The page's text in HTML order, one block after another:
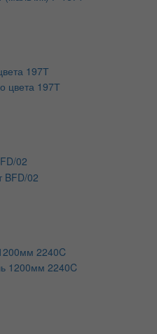
197Т
02
2240C